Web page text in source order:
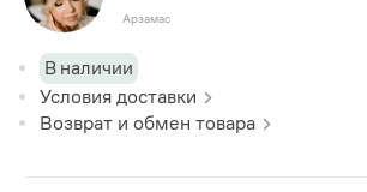
Арзамас
В наличии
Условия доставки
Возврат и обмен товара